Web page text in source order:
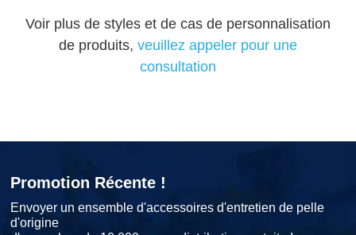
Voir plus de styles et de cas de personnalisation
de produits, veuillez appeler pour une
consultation
Promotion Récente !
Envoyer un ensemble d'accessoires d'entretien de pelle
d'origine